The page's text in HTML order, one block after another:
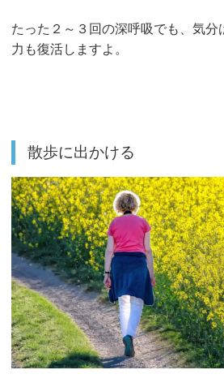
たった２～３回の深呼吸でも、気分
力も復活しますよ。
散歩に出かける